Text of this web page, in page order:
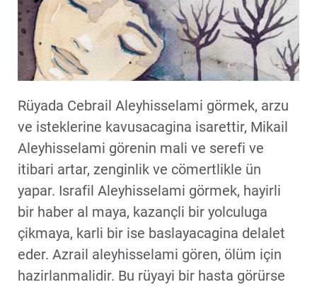
Rüyada Cebrail Aleyhisselami görmek, arzu
ve isteklerine kavusacagina isarettir, Mikail
Aleyhisselami görenin mali ve serefi ve
itibari artar, zenginlik ve cömertlikle ün
yapar. Israfil Aleyhisselami görmek, hayirli
bir haber al maya, kazançli bir yolculuga
çikmaya, karli bir ise baslayacagina delalet
eder. Azrail aleyhisselami gören, ölüm için
hazirlanmalidir. Bu rüyayi bir hasta görürse